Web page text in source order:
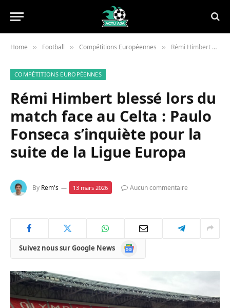
Home » Football » Compétitions Européennes » Rémi Himbert blessé lors du match face au Celta : Paulo Fonseca s’inquiète pour la suite de la Ligue Europa
COMPÉTITIONS EUROPÉENNES
Rémi Himbert blessé lors du
match face au Celta : Paulo
Fonseca s’inquiète pour la
suite de la Ligue Europa
By Rem's 13 mars 2026 Aucun commentaire
Suivez nous sur Google News
Google
News